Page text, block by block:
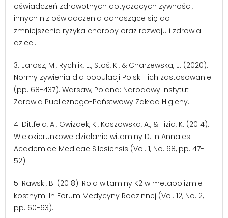
oświadczeń zdrowotnych dotyczących żywności,
innych niż oświadczenia odnoszące się do
zmniejszenia ryzyka choroby oraz rozwoju i zdrowia
dzieci.
3. Jarosz, M., Rychlik, E., Stoś, K., & Charzewska, J. (2020).
Normy żywienia dla populacji Polski i ich zastosowanie
(pp. 68-437). Warsaw, Poland: Narodowy Instytut
Zdrowia Publicznego-Państwowy Zakład Higieny.
4. Dittfeld, A., Gwizdek, K., Koszowska, A., & Fizia, K. (2014).
Wielokierunkowe działanie witaminy D. In Annales
Academiae Medicae Silesiensis (Vol. 1, No. 68, pp. 47-
52).
5. Rawski, B. (2018). Rola witaminy K2 w metabolizmie
kostnym. In Forum Medycyny Rodzinnej (Vol. 12, No. 2,
pp. 60-63).